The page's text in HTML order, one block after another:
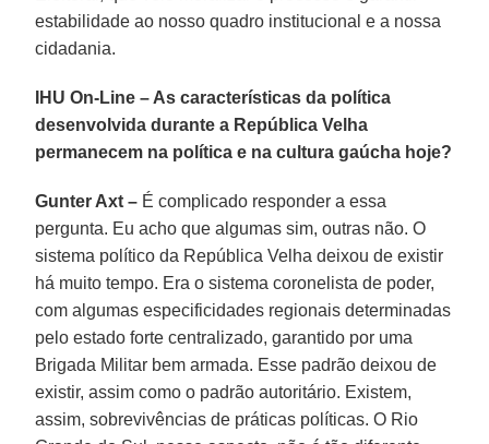
estabilidade ao nosso quadro institucional e a nossa
cidadania.
IHU On-Line – As características da política
desenvolvida durante a República Velha
permanecem na política e na cultura gaúcha hoje?
Gunter Axt – É complicado responder a essa
pergunta. Eu acho que algumas sim, outras não. O
sistema político da República Velha deixou de existir
há muito tempo. Era o sistema coronelista de poder,
com algumas especificidades regionais determinadas
pelo estado forte centralizado, garantido por uma
Brigada Militar bem armada. Esse padrão deixou de
existir, assim como o padrão autoritário. Existem,
assim, sobrevivências de práticas políticas. O Rio